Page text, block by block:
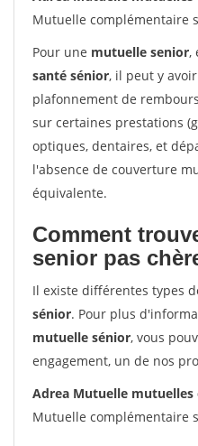
Mutuelle complémentaire
Pour une mutuelle senior,
santé sénior, il peut y
plafonnement de
sur certaines prestations
optiques, dentaires, et
l'absence de couverture
équivalente.
Comment
senior pas
Il existe différentes types
sénior. Pour plus
mutuelle sénior, vous
engagement, un de nos
Adrea Mutuelle mutuelles
Mutuelle complémentaire